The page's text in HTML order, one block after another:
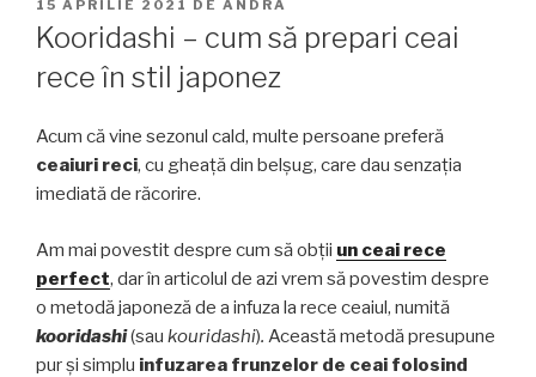
PE
15 APRILIE 2021 DE ANDRA
Kooridashi – cum să prepari ceai
rece în stil japonez
Acum că vine sezonul cald, multe persoane preferă
ceaiuri reci, cu gheață din belșug, care dau senzația
imediată de răcorire.
Am mai povestit despre cum să obții un ceai rece
perfect, dar în articolul de azi vrem să povestim despre
o metodă japoneză de a infuza la rece ceaiul, numită
kooridashi(sau kouridashi). Această metodă presupune
pur și simplu infuzarea frunzelor de ceai folosind